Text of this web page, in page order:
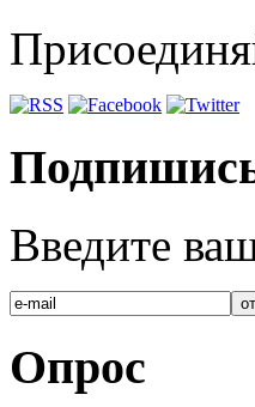
Введите
Опрос